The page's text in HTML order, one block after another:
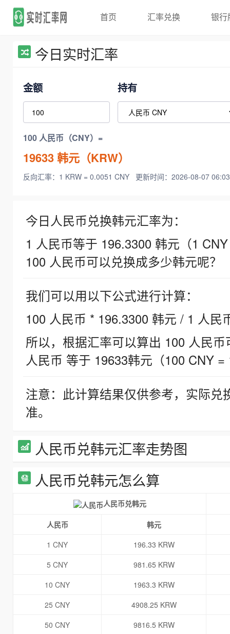
首页 汇率兑换 银行
今日实时汇率
金额 持有
100 人民币（CNY）=
19633韩元（KRW）
反向汇率：1 KRW = 0.0051 CNY 更新时间：2026-08-07
今日人民币兑换韩元汇率为：
1 人民币等于 196.3300 韩元（1
100 人民币可以兑换成多少韩元呢？
我们可以用以下公式进行计算：
100 人民币 * 196.3300 韩元 / 1 人民
所以，根据汇率可以算出 100 人民
人民币 等于 19633韩元（100 CNY =
注意：此计算结果仅供参考，实际
准。
人民币兑韩元汇率走势图
人民币兑韩元怎么算
人民币兑韩元
人民币
韩元
1 CNY
196.33 KRW
5 CNY
981.65 KRW
10 CNY
1963.3 KRW
25 CNY
4908.25 KRW
50 CNY
9816.5 KRW